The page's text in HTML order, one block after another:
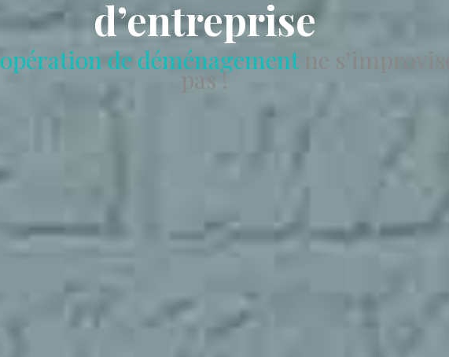
d’entreprise
opération de déménagementne s’improvise
pas !